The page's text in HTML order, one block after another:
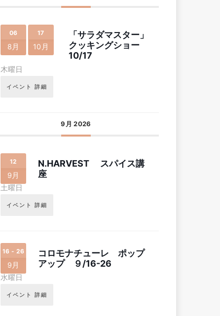
06
8月
17
10月
「サラダマスター」
クッキングショー
10/17
木曜日
イベント 詳細
9月 2026
12
9月
N.HARVEST スパイス講
座
土曜日
イベント 詳細
16 - 26
9月
コロモナチューレ ポップ
アップ ９/16-26
水曜日
イベント 詳細